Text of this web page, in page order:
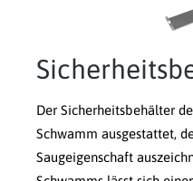
Der Sicherheitsbehälter
Schwamm ausgestattet,
Saugeigenschaft